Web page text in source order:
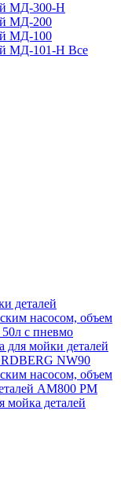
МД-300-H
МД-200
МД-100
МД-101-Н Все
деталей
насосом, объем
50л с пневмо
для мойки деталей
NW90
насосом, объем
АМ800 РМ
мойка деталей